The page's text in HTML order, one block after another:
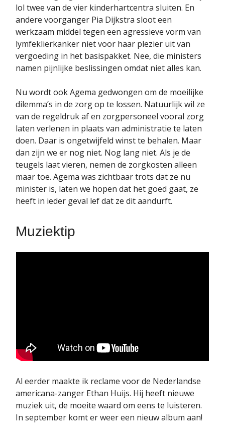
lol twee van de vier kinderhartcentra sluiten. En
andere voorganger Pia Dijkstra sloot een
werkzaam middel tegen een agressieve vorm van
lymfeklierkanker niet voor haar plezier uit van
vergoeding in het basispakket. Nee, die ministers
namen pijnlijke beslissingen omdat niet alles kan.
Nu wordt ook Agema gedwongen om de moeilijke
dilemma’s in de zorg op te lossen. Natuurlijk wil ze
van de regeldruk af en zorgpersoneel vooral zorg
laten verlenen in plaats van administratie te laten
doen. Daar is ongetwijfeld winst te behalen. Maar
dan zijn we er nog niet. Nog lang niet. Als je de
teugels laat vieren, nemen de zorgkosten alleen
maar toe. Agema was zichtbaar trots dat ze nu
minister is, laten we hopen dat het goed gaat, ze
heeft in ieder geval lef dat ze dit aandurft.
Muziektip
Al eerder maakte ik reclame voor de Nederlandse
americana-zanger Ethan Huijs. Hij heeft nieuwe
muziek uit, de moeite waard om eens te luisteren.
In september komt er weer een nieuw album aan!